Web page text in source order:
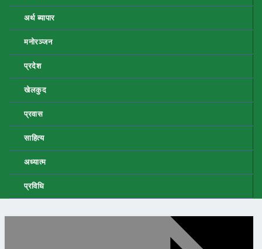
अर्थ ब्यापार
मनोरञ्जन
प्रदेश
खेलकुद
प्रवास
साहित्य
अध्यात्म
प्रविधि